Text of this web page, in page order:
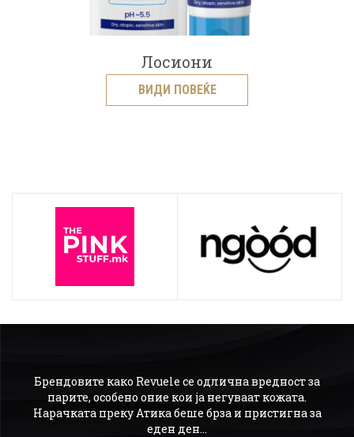
Лосиони
ВИДИ ПОВЕЌЕ
Брендовите како Revuele се одлична вредност за
парите, особено оние кои ја негуваат кожата.
Нарачката преку Атика беше брза и пристигна за
еден ден...